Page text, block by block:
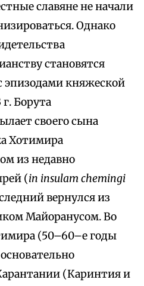
славяне не начали
Однако
становятся
эпизодами княжеской
Борута
своего сына
Хотимира
из недавно
(in insulam chemingi
вернулся из
Майоранусом. Во
(50–60–е годы
(Каринтия и